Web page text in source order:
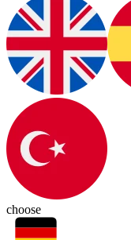
choose